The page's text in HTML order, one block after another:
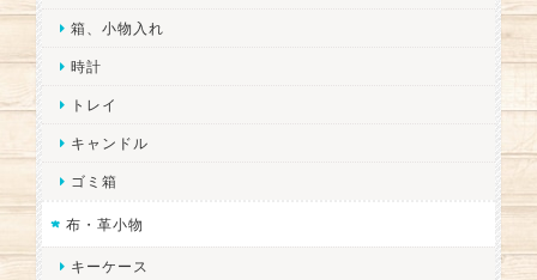
箱、小物入れ
時計
トレイ
キャンドル
ゴミ箱
布・革小物
キーケース